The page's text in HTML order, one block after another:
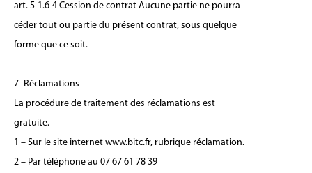
art. 5-1.6-4 Cession de contrat Aucune partie ne pourra
céder tout ou partie du présent contrat, sous quelque
forme que ce soit.
7- Réclamations
La procédure de traitement des réclamations est
gratuite.
1 – Sur le site internet www.bitc.fr, rubrique réclamation.
2 – Par téléphone au 07 67 61 78 39